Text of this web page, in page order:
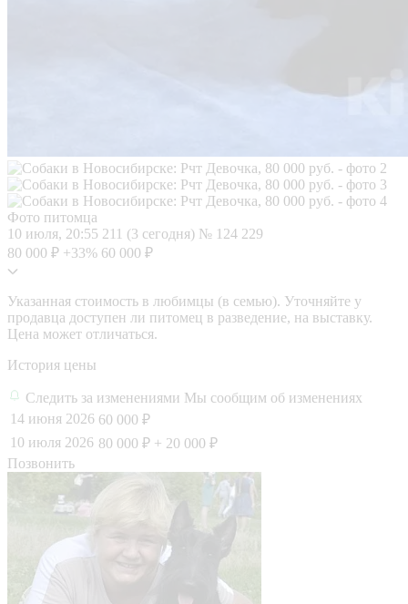
Фото питомца
10 июля, 20:55 211 (3 сегодня) № 124 229
80 000 ₽ +33% 60 000 ₽
Указанная стоимость в любимцы (в семью). Уточняйте у
продавца доступен ли питомец в разведение, на выставку.
Цена может отличаться.
История цены
Следить за изменениями Мы сообщим об изменениях
14 июня 2026 60 000 ₽
10 июля 2026 80 000 ₽ + 20 000 ₽
Позвонить